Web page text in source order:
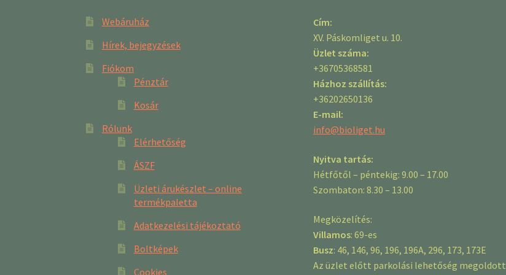
Webáruház
Hírek, bejegyzések
Fiókom
Pénztár
Kosár
Rólunk
Elérhetőség
ÁSZF
Üzleti árukészlet – online
termékpaletta
Adatkezelési tájékoztató
Boltképek
Cookies
Cím:
XV. Páskomliget u. 10.
Üzlet száma:
+36705368581
Házhoz szállítás:
+36202650136
E-mail:
info@bioliget.hu
Nyitva tartás:
Hétfőtől – péntekig: 9.00 – 17.00
Szombaton: 8.30 – 13.00
Megközelítés:
Villamos: 69-es
Busz: 46, 146, 96, 196, 196A, 296, 173, 173E
Az üzlet előtt parkolási lehetőség megoldott